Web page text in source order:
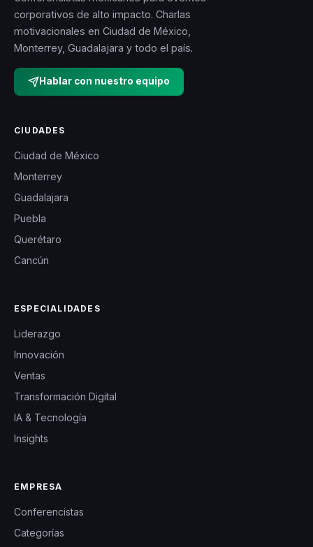
corporativos de alto impacto. Charlas
motivacionales en Ciudad de México,
Monterrey, Guadalajara y todo el país.
Hablar con nuestro equipo
CIUDADES
Ciudad de México
Monterrey
Guadalajara
Puebla
Querétaro
Cancún
ESPECIALIDADES
Liderazgo
Innovación
Ventas
Transformación Digital
IA & Tecnología
Insights
EMPRESA
Conferencistas
Categorías